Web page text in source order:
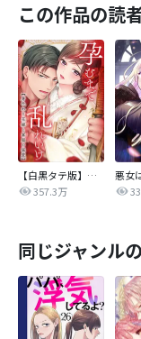
この作品の読
【白黒タテ版】孕むまで乱れいけ～身代わり花嫁と軍服の猛愛
357.3万
同じジャンル